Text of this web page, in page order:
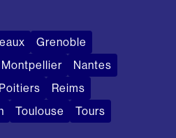
Grenoble
Montpellier
Nantes
Poitiers
Reims
Toulouse Tours